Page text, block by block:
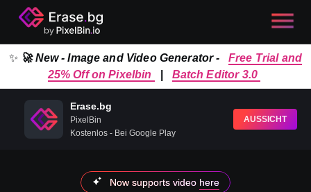
✨ 🚀 New - Image and Video Generator -
Free Trial and
25% Off on Pixelbin
Batch Editor 3.0
Erase.bg
PixelBin
Kostenlos - Bei Google Play
AUSSICHT
Now supports video here